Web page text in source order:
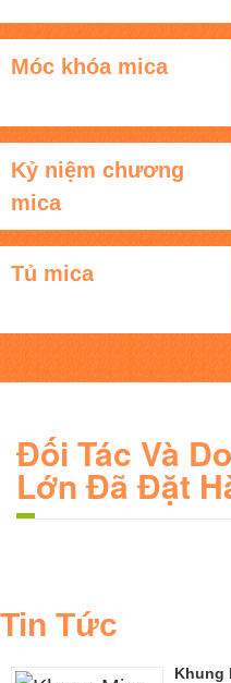
Móc khóa mica
Kỷ niệm chương
mica
Tủ mica
Đối Tác Và
Lớn Đã Đặt
Tin Tức
Khung